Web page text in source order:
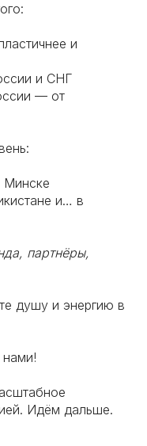
и
и СНГ
— от
Минске
и… в
партнёры,
душу и энергию в
Идём дальше.